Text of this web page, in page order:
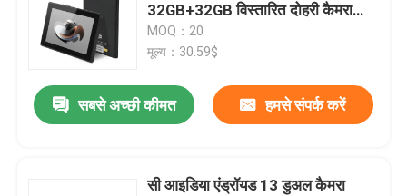
32GB+32GB विस्तारित दोहरी कैमरा
उपहार के लिए CM522 काला
MOQ：20
मूल्य：30.59$
सबसे अच्छी कीमत हमसे संपर्क करें
सी आइडिया एंड्रॉयड 13 डुअल कैमरा